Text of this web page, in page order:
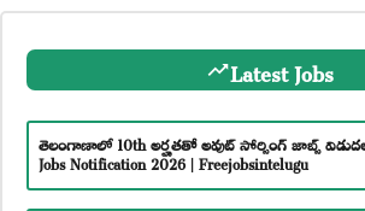
Latest Jobs
తెలంగాణాలో 10th అర్హతతో అవుట్ సోర్సింగ్ జాబ్స్ విడుదల
Jobs Notification 2026 | Freejobsintelugu